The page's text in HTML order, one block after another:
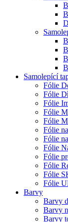
Samolepící
Fólie
Fólie
Fólie
Fólie
Fólie
Fólie
Fólie
Fólie
Fólie
Fólie
Fólie
Fólie
Barvy
Barvy
Barvy
Barvy